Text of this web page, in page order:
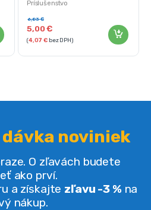
Príslušenstvo
5,00€
6,83€
(4,07€ bez DPH)
noviniek
O zľavách budete
ako prví.
a získajte zľavu -3 % na
nákup.